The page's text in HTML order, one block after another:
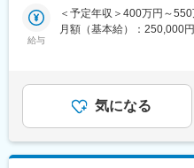
・定年は65歳。その後も
も！「生涯エンジニア」と
現できます。
変更の範囲：会社の定める
ラマーを採用します。
＜自社パッケージについて＞
・産業廃棄物の運搬業向け
給与
＜予定年収＞400万円～
月額（基本給）：250,000
はあくまでも目安の金額で
あります。月給(月額)は固
気になる